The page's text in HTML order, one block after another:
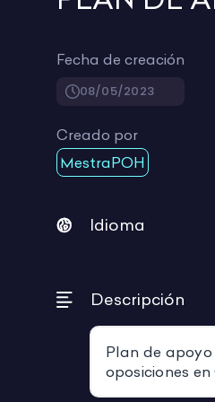
Fecha de creación
08/05/2023
Creado por
MestraPOH
Idioma
Descripción
Plan de
oposiciones